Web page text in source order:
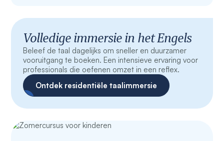
Volledige immersie in het Engels
Beleef de taal dagelijks om sneller en duurzamer
vooruitgang te boeken. Een intensieve ervaring voor
professionals die oefenen omzet in een reflex.
Ontdek residentiële taalimmersie